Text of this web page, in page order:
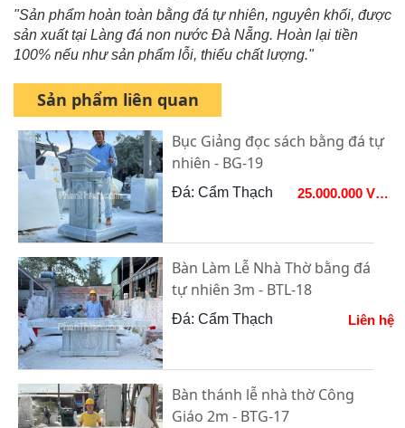
"Sản phẩm hoàn toàn bằng đá tự nhiên, nguyên khối, được
sản xuất tại Làng đá non nước Đà Nẵng. Hoàn lại tiền
100% nếu như sản phẩm lỗi, thiếu chất lượng."
Sản phẩm liên quan
Bục Giảng đọc sách bằng đá tự
nhiên - BG-19
Đá: Cẩm Thạch 25.000.000 VNĐ
Bàn Làm Lễ Nhà Thờ bằng đá
tự nhiên 3m - BTL-18
Đá: Cẩm Thạch Liên hệ
Bàn thánh lễ nhà thờ Công
Giáo 2m - BTG-17